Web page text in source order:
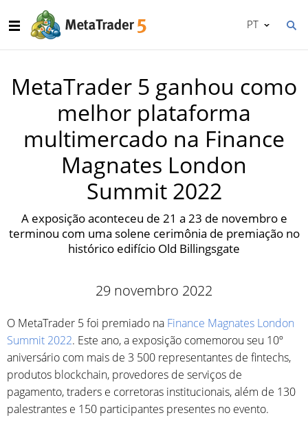
PT
MetaTrader 5 ganhou como
melhor plataforma
multimercado na Finance
Magnates London
Summit 2022
A exposição aconteceu de 21 a 23 de novembro e
terminou com uma solene cerimônia de premiação no
histórico edifício Old Billingsgate
29 novembro 2022
O MetaTrader 5 foi premiado na Finance Magnates London
Summit 2022. Este ano, a exposição comemorou seu 10º
aniversário com mais de 3 500 representantes de fintechs,
produtos blockchain, provedores de serviços de
pagamento, traders e corretoras institucionais, além de 130
palestrantes e 150 participantes presentes no evento.